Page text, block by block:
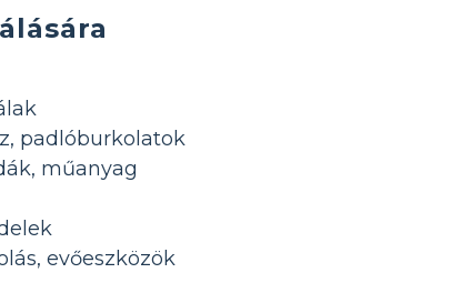
padlóburkolatok
műanyag
evőeszközök